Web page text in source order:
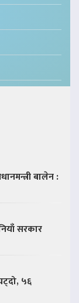
बालेन :
सरकार
५६